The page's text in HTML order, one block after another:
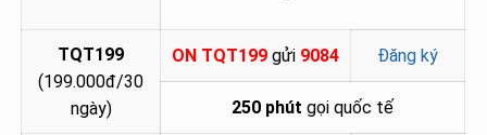
TQT199
(199.000đ/30
ngày)
ON TQT199 gửi 9084 Đăng ký
250 phút gọi quốc tế